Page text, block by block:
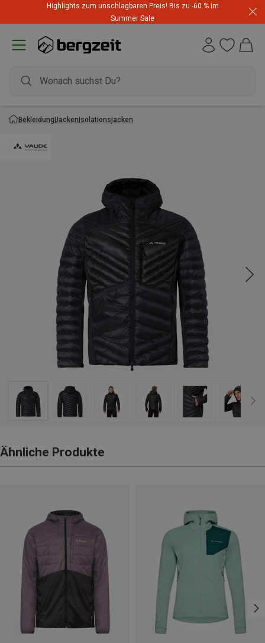
Highlights zum unschlagbaren Preis! Bis zu -60 % im
Summer Sale
BekleidungJackenIsolationsjacken
Ähnliche Produkte